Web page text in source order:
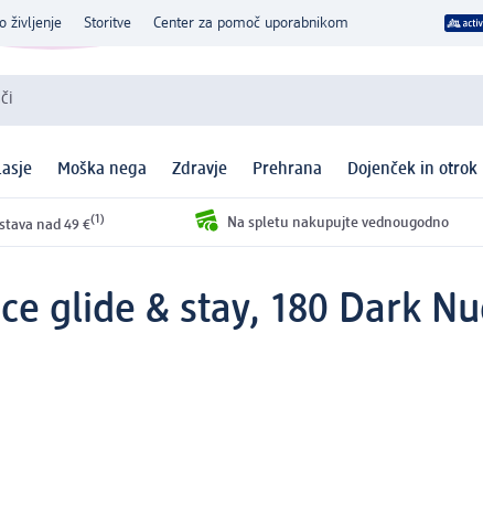
življenje Storitve Center za pomoč uporabnikom
Moška nega Zdravje Prehrana Dojenček in otrok
nad 49 €(1) Na spletu nakupujte vednougodno
glide & stay, 180 Dark